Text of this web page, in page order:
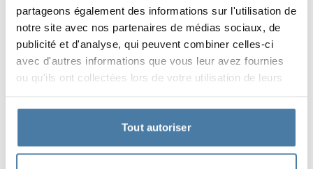
partageons également des informations sur l'utilisation de
notre site avec nos partenaires de médias sociaux, de
publicité et d'analyse, qui peuvent combiner celles-ci
avec d'autres informations que vous leur avez fournies
ou qu'ils ont collectées lors de votre utilisation de leurs
Tout autoriser